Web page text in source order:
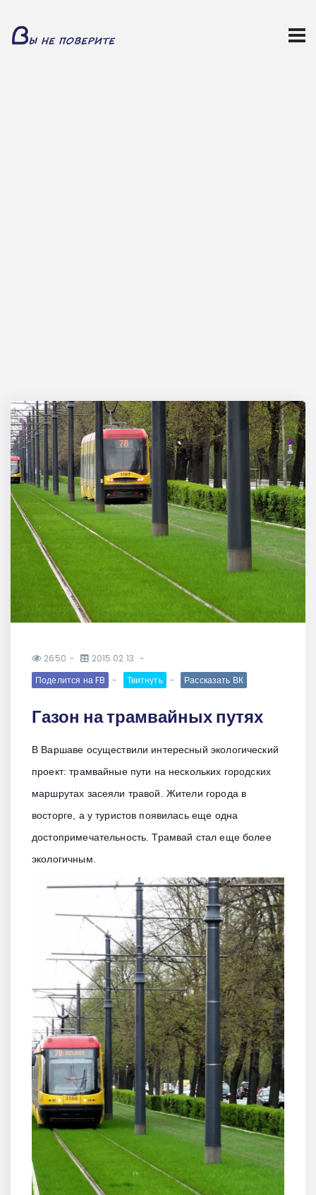
2650
2015.02.13
Поделится на FB
Твитнуть Рассказать ВК
Газон на трамвайных путях
В Варшаве осуществили интересный экологический
проект: трамвайные пути на нескольких городских
маршрутах засеяли травой. Жители города в
восторге, а у туристов появилась еще одна
достопримечательность. Трамвай стал еще более
экологичным.